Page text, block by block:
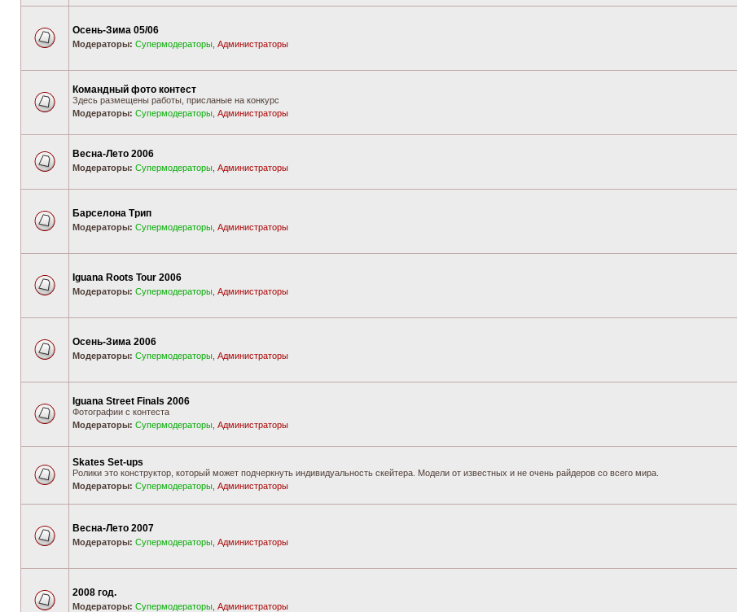
Осень-Зима 05/06
Модераторы: Супермодераторы Администраторы
Командный фото контест
Здесь размещены работы, присланые на конкурс
Модераторы: Супермодераторы Администраторы
Весна-Лето 2006
Модераторы: Супермодераторы Администраторы
Барселона Трип
Модераторы: Супермодераторы Администраторы
Iguana Roots Tour 2006
Модераторы: Супермодераторы Администраторы
Осень-Зима 2006
Модераторы: Супермодераторы Администраторы
Iguana Street Finals 2006
Фотографии с контеста
Модераторы: Супермодераторы Администраторы
Skates Set-ups
Ролики это конструктор, который может подчеркнуть индивидуальность скейтера. Модели от известных и не очень райдеров со всего мира.
Модераторы: Супермодераторы Администраторы
Весна-Лето 2007
Модераторы: Супермодераторы Администраторы
2008 год.
Модераторы: Супермодераторы Администраторы